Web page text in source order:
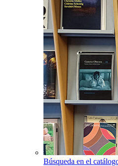
Búsqueda en el